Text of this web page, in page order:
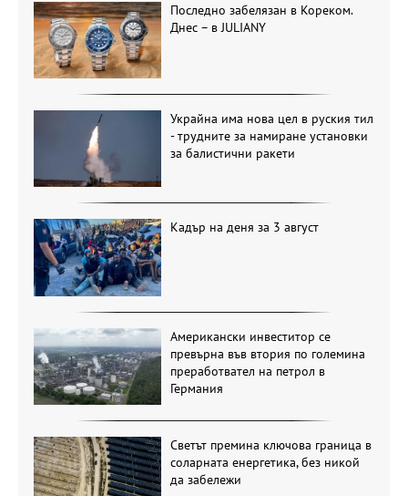
Последно забелязан в Кореком.
Днес – в JULIANY
Украйна има нова цел в руския тил
- трудните за намиране установки
за балистични ракети
Кадър на деня за 3 август
Американски инвеститор се
превърна във втория по големина
преработвател на петрол в
Германия
Светът премина ключова граница в
соларната енергетика, без никой
да забележи